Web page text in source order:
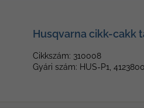
Husqvarna cikk-cakk
Cikkszám: 310008
Gyári szám: HUS-P1,